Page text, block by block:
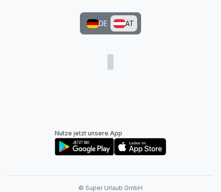
DE AT
Nutze jetzt unsere App
© Super Urlaub GmbH